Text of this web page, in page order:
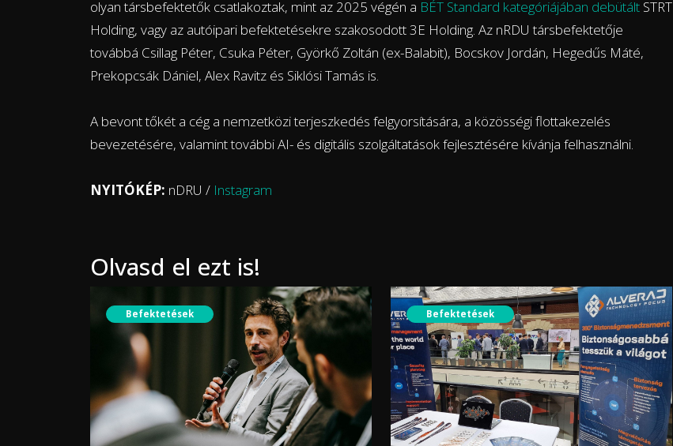
olyan társbefektetők csatlakoztak, mint az 2025 végén a BÉT Standard kategóriájában debütált STRT
Holding, vagy az autóipari befektetésekre szakosodott 3E Holding. Az nRDU társbefektetője
továbbá Csillag Péter, Csuka Péter, Györkő Zoltán (ex-Balabit), Bocskov Jordán, Hegedűs Máté,
Prekopcsák Dániel, Alex Ravitz és Siklósi Tamás is.
A bevont tőkét a cég a nemzetközi terjeszkedés felgyorsítására, a közösségi flottakezelés
bevezetésére, valamint további AI- és digitális szolgáltatások fejlesztésére kívánja felhasználni.
NYITÓKÉP: nDRU / Instagram
Olvasd el ezt is!
Befektetések Befektetések